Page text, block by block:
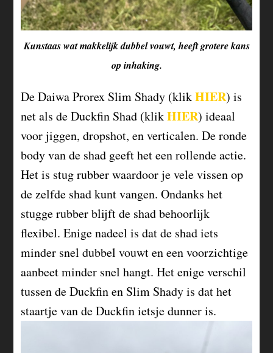
Kunstaas wat makkelijk dubbel vouwt, heeft grotere kans
op inhaking.
De Daiwa Prorex Slim Shady (klikHIER) is
net als de Duckfin Shad (klikHIER) ideaal
voor jiggen, dropshot, en verticalen. De ronde
body van de shad geeft het een rollende actie.
Het is stug rubber waardoor je vele vissen op
de zelfde shad kunt vangen. Ondanks het
stugge rubber blijft de shad behoorlijk
flexibel. Enige nadeel is dat de shad iets
minder snel dubbel vouwt en een voorzichtige
aanbeet minder snel hangt. Het enige verschil
tussen de Duckfin en Slim Shady is dat het
staartje van de Duckfin ietsje dunner is.